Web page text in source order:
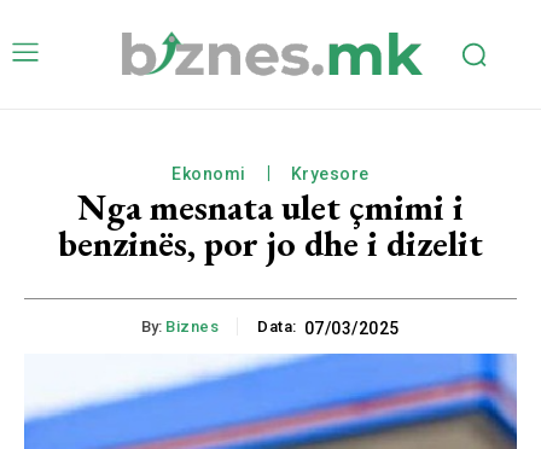
Ekonomi Kryesore
Nga mesnata ulet çmimi i
benzinës, por jo dhe i dizelit
By: Biznes Data: 07/03/2025